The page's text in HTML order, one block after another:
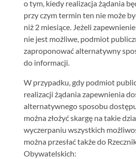
o tym, kiedy realizacja żądania
przy czym termin ten nie może
niż 2 miesiące. Jeżeli
nie jest możliwe, podmiot
zaproponować alternatywny
do informacji.
W przypadku, gdy podmiot
realizacji żądania zapewnienia
alternatywnego sposobu
można złożyć skargę na takie
wyczerpaniu wszystkich
można przesłać także do
Obywatelskich: